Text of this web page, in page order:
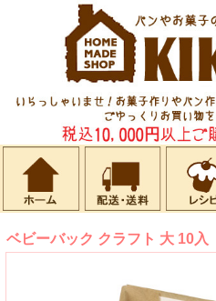
ベビーバック クラフト 大 10入